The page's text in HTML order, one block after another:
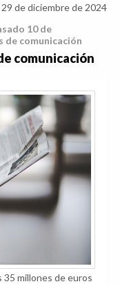
de diciembre de 2024
10 de
de comunicación
comunicación
35 millones de euros